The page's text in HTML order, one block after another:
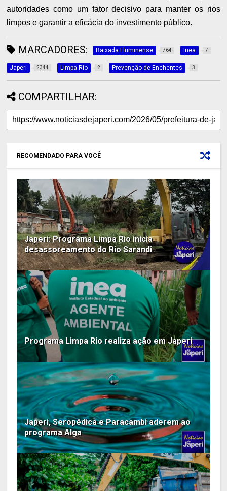
autoridades como um fator decisivo para manter os rios
limpos e garantir a eficácia do investimento público.
MARCADORES: Baixada Fluminense 764 Inea 7
Japeri 2344 Limpa Rio 2 Prevenção de Enchentes 3
COMPARTILHAR:
RECOMENDADO PARA VOCÊ
Japeri: Programa Limpa Rio inicia
desassoreamento do Rio Sarandi
Programa Limpa Rio realiza ação em Japeri
Japeri, Seropédica e Paracambi aderem ao
programa Alga